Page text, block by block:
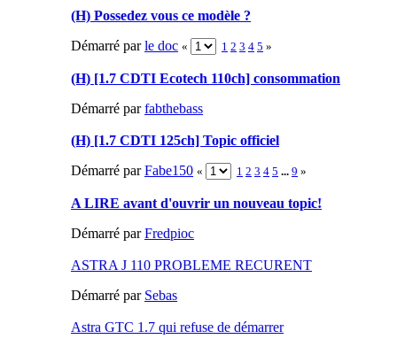
(H) Possedez vous ce modèle ?
Démarré parle doc « 1 2 3 4 5 »
(H) [1.7 CDTI Ecotech 110ch] consommation
Démarré parfabthebass
(H) [1.7 CDTI 125ch] Topic officiel
Démarré parFabe150 « 1 2 3 4 5 ... 9 »
A LIRE avant d'ouvrir un nouveau topic!
Démarré parFredpioc
ASTRA J 110 PROBLEME RECURENT
Démarré par Sebas
Astra GTC 1.7 qui refuse de démarrer